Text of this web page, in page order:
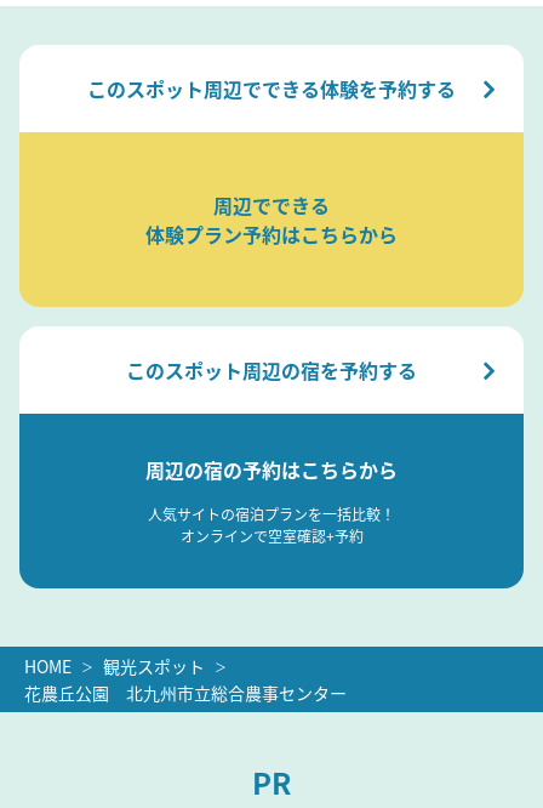
このスポット周辺でできる体験を予約する
周辺でできる
体験プラン予約はこちらから
このスポット周辺の宿を予約する
周辺の宿の予約はこちらから
人気サイトの宿泊プランを一括比較！
オンラインで空室確認+予約
HOME
観光スポット
花農丘公園 北九州市立総合農事センター
PR